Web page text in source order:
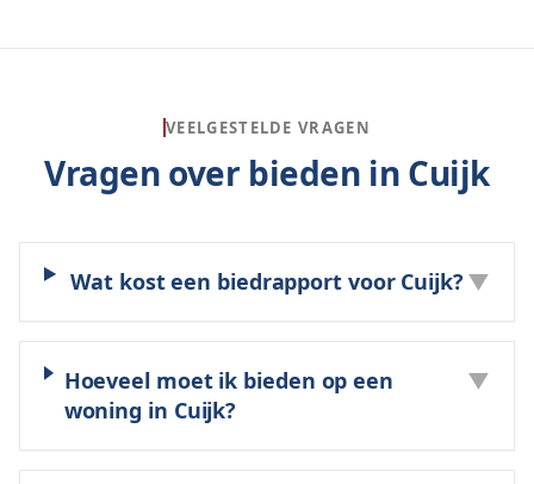
VEELGESTELDE VRAGEN
Vragen over bieden in Cuijk
Wat kost een biedrapport voor Cuijk? ▼
Hoeveel moet ik bieden op een
woning in Cuijk?
▼